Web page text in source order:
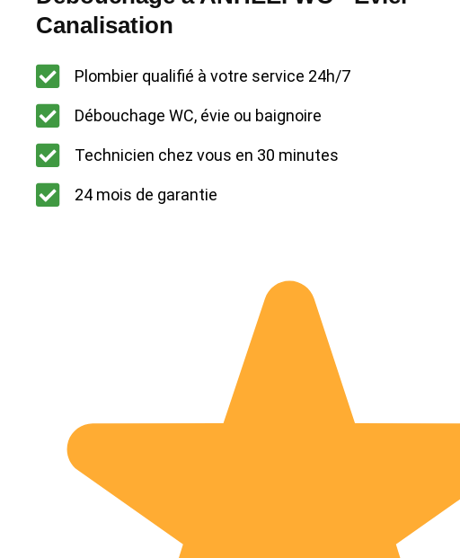
Canalisation
Plombier qualifié à votre service 24h/7
Débouchage WC, évie ou baignoire
Technicien chez vous en 30 minutes
24 mois de garantie